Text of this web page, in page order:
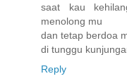
saat kau
menolong mu
dan tetap berdoa
di tunggu
Reply